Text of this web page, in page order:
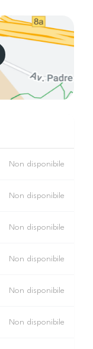
Non disponibile
Non disponibile
Non disponibile
Non disponibile
Non disponibile
Non disponibile